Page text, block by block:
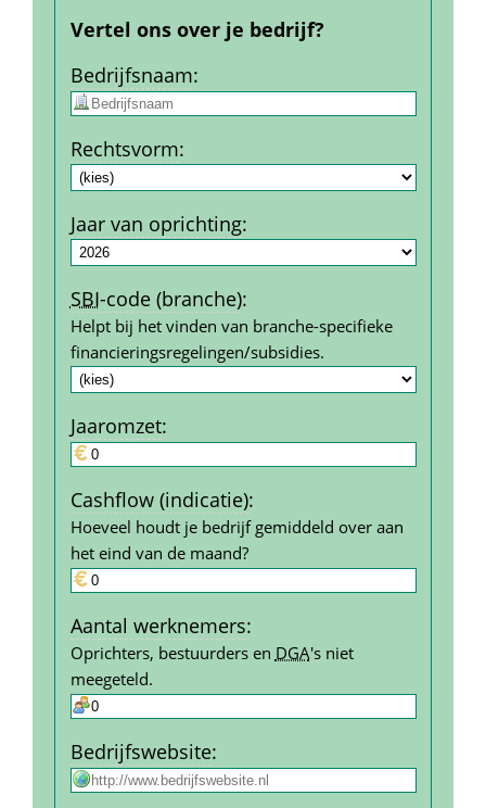
Vertel ons over je bedrijf?
Bedrijfs­naam:
Rechtsvorm:
Jaar van oprichting:
SBI-code (branche):
Helpt bij het vinden van branche-specifieke
financierings­regelingen/subsidies.
Jaar­omzet:
Cashflow (indicatie):
Hoeveel houdt je bedrijf gemiddeld over aan
het eind van de maand?
Aantal werk­nemers:
Oprichters, bestuurders en DGA's niet
meegeteld.
Bedrijfs­website: